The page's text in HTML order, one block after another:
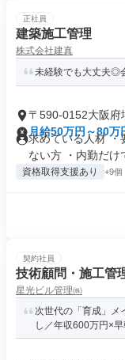
正社員
建築施工管理
株式会社建真
未経験でも大丈夫◎
〒590-0152大阪府
月給50万円～80万
求めている人材 ・
ない方 ・内勤だけ
資格取得支援あり +9個
契約社員
技術顧問・施工管
星光ビル管理㈱
次世代の「育成」メ
し／年収600万円×